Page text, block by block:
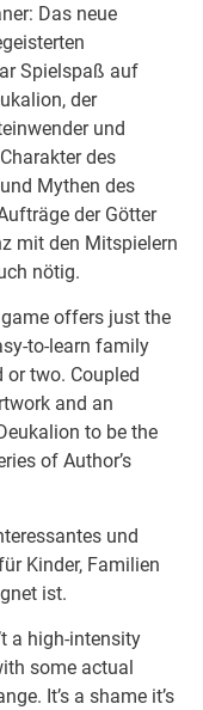
Das neue
Spielspaß auf
der
und
des
Mythen des
der Götter
mit den Mitspielern
nötig.
game offers just the
to-learn family
two. Coupled
and an
to be the
of Author’s
und
Kinder, Familien
ist.
a high-intensity
some actual
It’s a shame it’s